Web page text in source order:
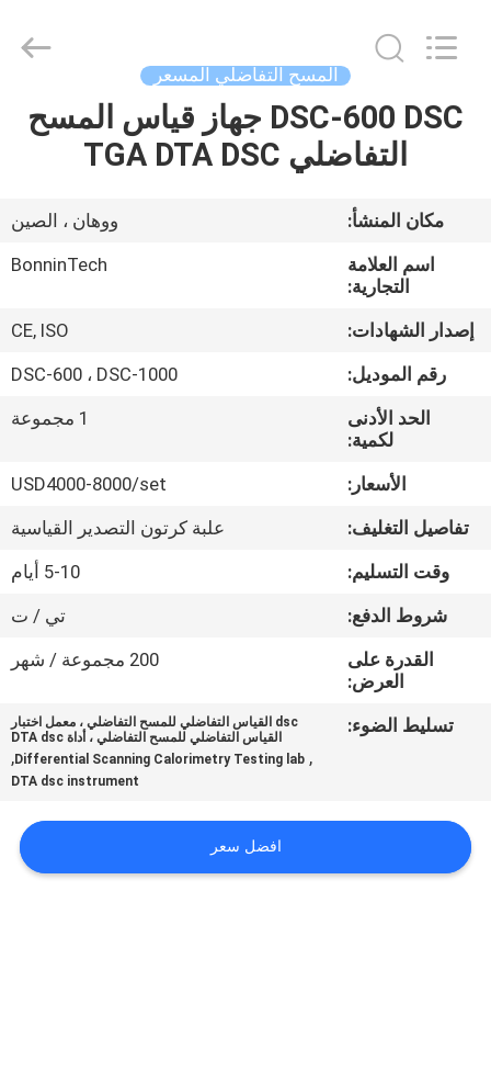
بيت
أشرطة
معلومات
في
المعمل
رقابة
جودة
اتصل
اطلب
اقتباس
مسعر
المسح
Rights
Developed
المسح التفاضلي المسعر
DSC-600 DSC جهاز قياس المسح
التفاضلي TGA DTA DSC
مكان المنشأ:
ووهان ، الصين
اسم العلامة
التجارية:
BonninTech
إصدار الشهادات:
CE, ISO
رقم الموديل:
DSC-600 ، DSC-1000
الحد الأدنى
لكمية:
1 مجموعة
الأسعار:
USD4000-8000/set
تفاصيل التغليف:
علبة كرتون التصدير القياسية
وقت التسليم:
5-10 أيام
شروط الدفع:
تي / ت
القدرة على
العرض:
200 مجموعة / شهر
تسليط الضوء:
dsc القياس التفاضلي للمسح التفاضلي ، معمل اختبار
القياس التفاضلي للمسح التفاضلي ، أداة DTA dsc
,
Differential Scanning Calorimetry Testing lab
,
DTA dsc instrument
افضل سعر